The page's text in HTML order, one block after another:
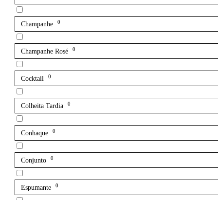
Champanhe 0
Champanhe Rosé 0
Cocktail 0
Colheita Tardia 0
Conhaque 0
Conjunto 0
Espumante 0